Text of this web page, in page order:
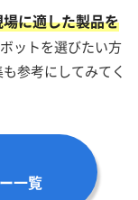
に適した製品を
ットを選びたい方
参考にしてみてく
一覧